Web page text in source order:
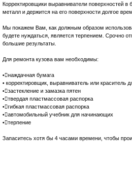
Корректировщики выравниватели поверхностей
металл и держится на его поверхности долгое
Мы покажем Вам, как должным образом
будете нуждаться, является терпением. Срочно
большие результаты.
Для ремонта кузова вам необходимы:
•наждачная бумага
• корректировщик, выравниватель или краситель
•застекление и замазка пятен
•твердая пластмассовая распорка
•гибкая пластмассовая распорка
•автомобильный учебник для начинающих
•терпение
Запаситесь хотя бы 4 часами времени, чтобы